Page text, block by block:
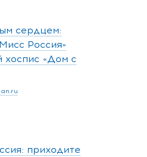
сердцем:
Россия»
хоспис «Дом с
приходите